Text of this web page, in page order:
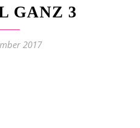
GANZ 3
2017